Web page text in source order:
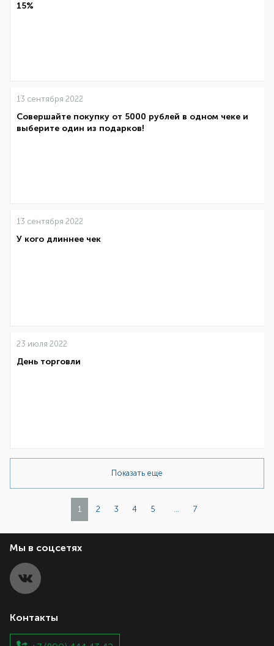
15%
13 сентября 2022
Совершайте покупку от 5000 рублей в одном чеке и
выберите один из подарков!
13 сентября 2022
У кого длиннее чек
23 июля 2022
День торговли
Показать еще
1 2 3 4 5 ... 7
Мы в соцсетях
Контакты